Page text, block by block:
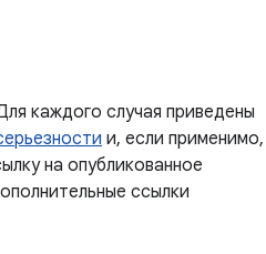
каждого случая приведены
и, если применимо,
на опубликованное
ссылки